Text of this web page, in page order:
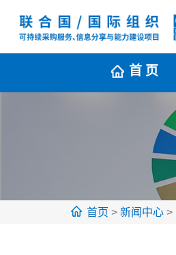
首 页
首页 > 新闻中心 >